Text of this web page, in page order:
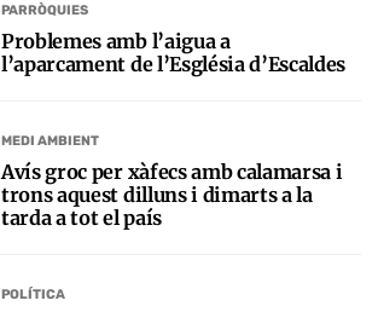
PARRÒQUIES
Problemes amb l’aigua a
l’aparcament de l’Església d’Escaldes
MEDI AMBIENT
Avís groc per xàfecs amb calamarsa i
trons aquest dilluns i dimarts a la
tarda a tot el país
POLÍTICA